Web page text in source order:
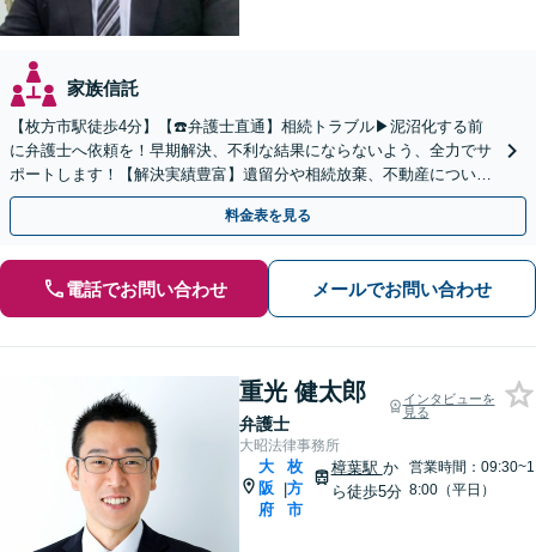
家族信託
【枚方市駅徒歩4分】【☎️弁護士直通】相続トラブル▶︎泥沼化する前
に弁護士へ依頼を！早期解決、不利な結果にならないよう、全力でサ
ポートします！【解決実績豊富】遺留分や相続放棄、不動産について
もお気軽にご相談ください。【他士業との連携OK】
料金表を見る
電話でお問い合わせ メールでお問い合わせ
重光 健太郎
弁護士
インタビューを
見る
大昭法律事務所
大
阪
府
|
枚
方
市
樟葉駅 か
ら徒歩5分
営業時間：09:30~1
8:00（平日）